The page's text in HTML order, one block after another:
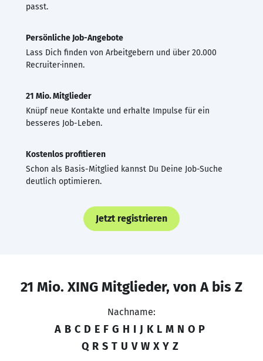
passt.
Persönliche Job-Angebote
Lass Dich finden von Arbeitgebern und über 20.000
Recruiter·innen.
21 Mio. Mitglieder
Knüpf neue Kontakte und erhalte Impulse für ein
besseres Job-Leben.
Kostenlos profitieren
Schon als Basis-Mitglied kannst Du Deine Job-Suche
deutlich optimieren.
Jetzt registrieren
21 Mio. XING Mitglieder, von A bis Z
Nachname:
A B C D E F G H I J K L M N O P
Q R S T U V W X Y Z